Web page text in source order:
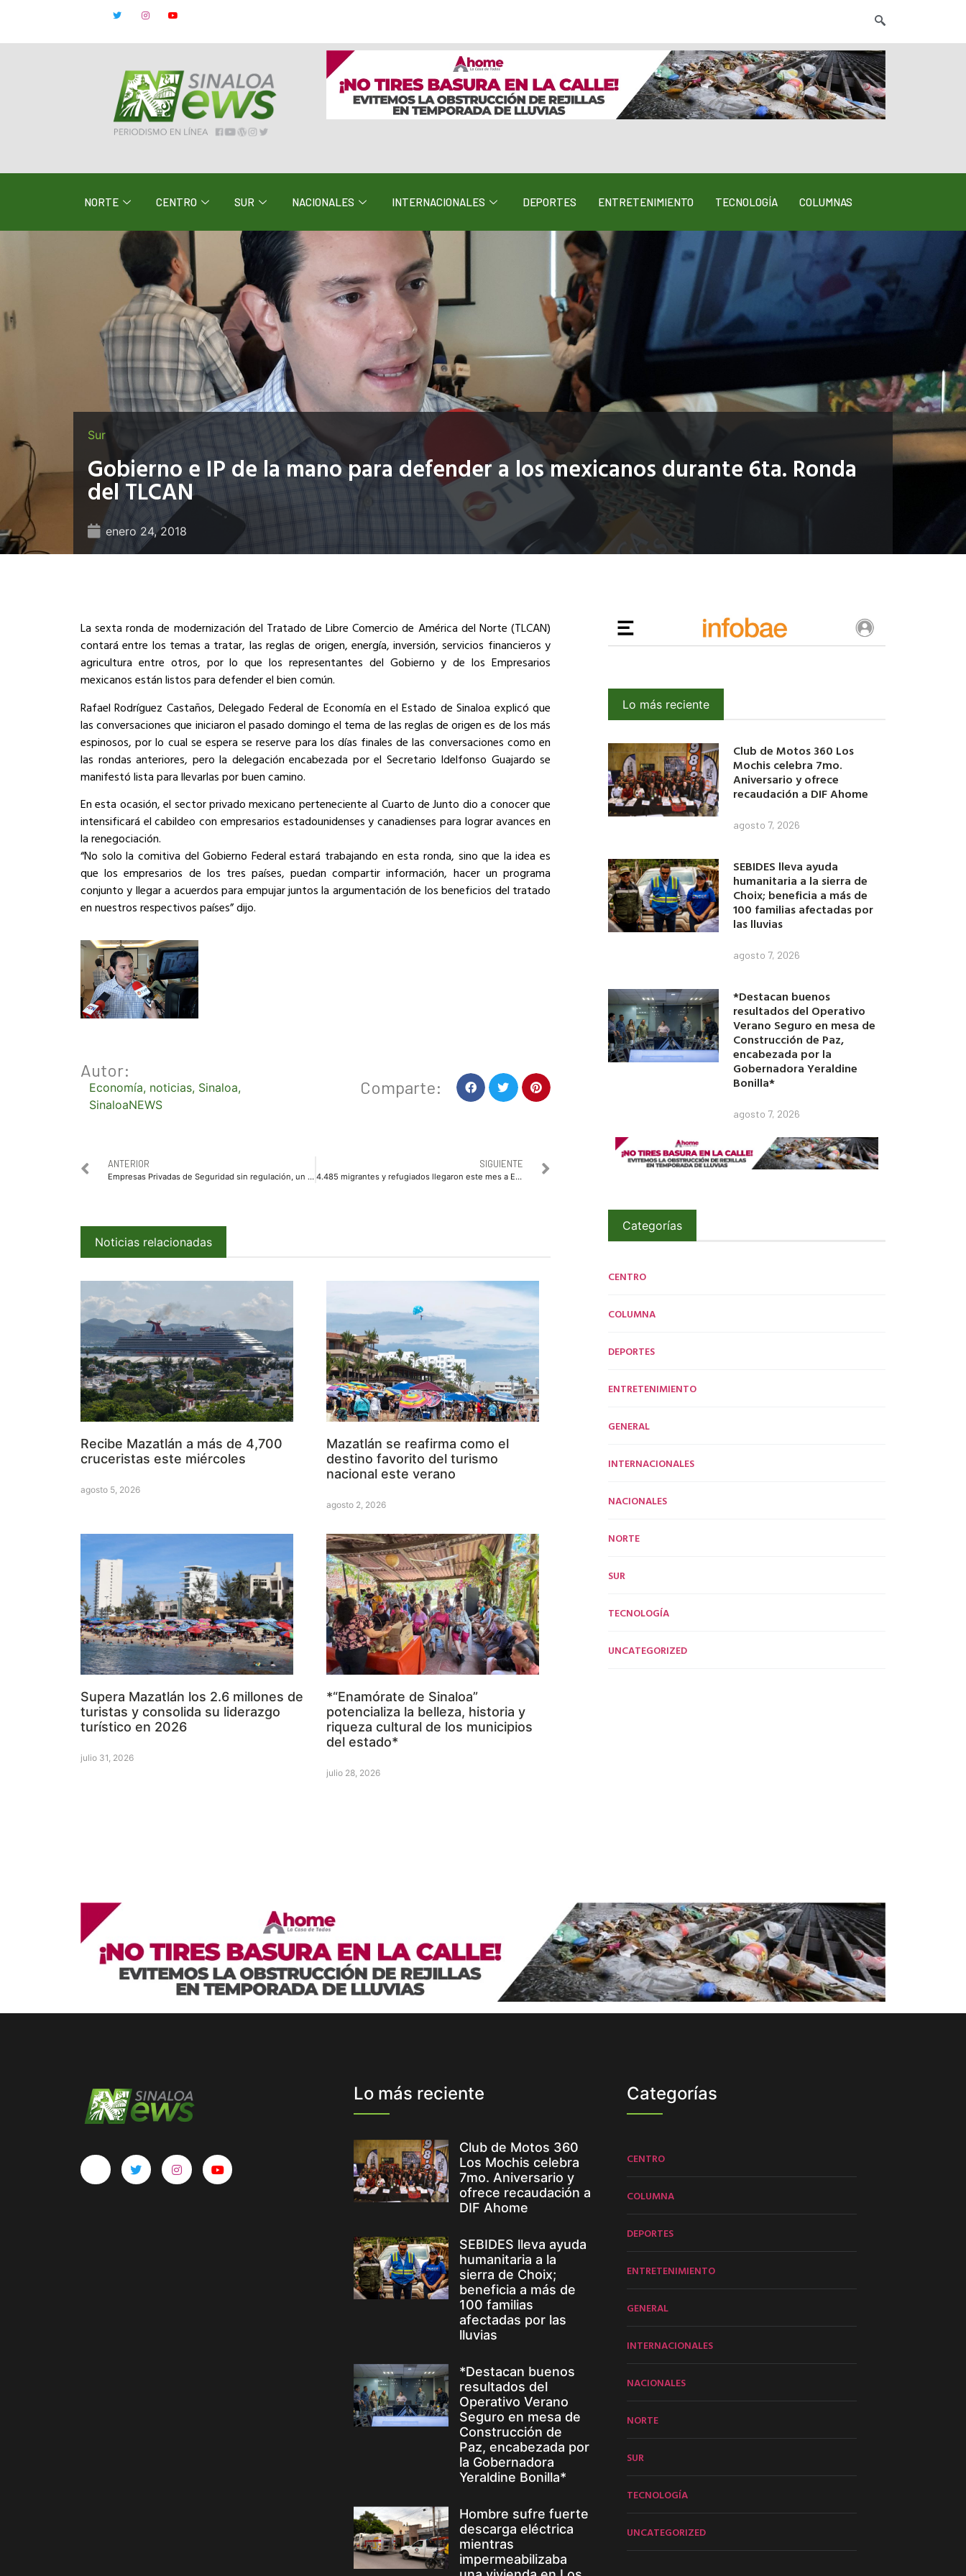
NORTE CENTRO SUR NACIONALES INTERNACIONALES DEPORTES ENTRETENIMIENTO TECNOLOGÍA COLUMNAS
Sur
Gobierno e IP de la mano para defender a los mexicanos durante 6ta. Ronda
del TLCAN
enero 24, 2018
La sexta ronda de modernización del Tratado de Libre Comercio de América del Norte (TLCAN)
contará entre los temas a tratar, las reglas de origen, energía, inversión, servicios financieros y
agricultura entre otros, por lo que los representantes del Gobierno y de los Empresarios
mexicanos están listos para defender el bien común.
Rafael Rodríguez Castaños, Delegado Federal de Economía en el Estado de Sinaloa explicó que
las conversaciones que iniciaron el pasado domingo el tema de las reglas de origen es de los más
espinosos, por lo cual se espera se reserve para los días finales de las conversaciones como en
las rondas anteriores, pero la delegación encabezada por el Secretario Idelfonso Guajardo se
manifestó lista para llevarlas por buen camino.
En esta ocasión, el sector privado mexicano perteneciente al Cuarto de Junto dio a conocer que
intensificará el cabildeo con empresarios estadounidenses y canadienses para lograr avances en
la renegociación.
“No solo la comitiva del Gobierno Federal estará trabajando en esta ronda, sino que la idea es
que los empresarios de los tres países, puedan compartir información, hacer un programa
conjunto y llegar a acuerdos para empujar juntos la argumentación de los beneficios del tratado
en nuestros respectivos países” dijo.
Autor:
Economía, noticias, Sinaloa,
SinaloaNEWS
Comparte:
ANTERIOR
Empresas Privadas de Seguridad sin regulación, un riesgo: Dip. Marcos Osuna
SIGUIENTE
4.485 migrantes y refugiados llegaron este mes a Europa por vía marítima
Noticias relacionadas
Recibe Mazatlán a más de 4,700
cruceristas este miércoles
agosto 5, 2026
Mazatlán se reafirma como el
destino favorito del turismo
nacional este verano
agosto 2, 2026
Supera Mazatlán los 2.6 millones de
turistas y consolida su liderazgo
turístico en 2026
julio 31, 2026
*“Enamórate de Sinaloa”
potencializa la belleza, historia y
riqueza cultural de los municipios
del estado*
julio 28, 2026
Lo más reciente
Club de Motos 360 Los
Mochis celebra 7mo.
Aniversario y ofrece
recaudación a DIF Ahome
agosto 7, 2026
SEBIDES lleva ayuda
humanitaria a la sierra de
Choix; beneficia a más de
100 familias afectadas por
las lluvias
agosto 7, 2026
*Destacan buenos
resultados del Operativo
Verano Seguro en mesa de
Construcción de Paz,
encabezada por la
Gobernadora Yeraldine
Bonilla*
agosto 7, 2026
Categorías
CENTRO
COLUMNA
DEPORTES
ENTRETENIMIENTO
GENERAL
INTERNACIONALES
NACIONALES
NORTE
SUR
TECNOLOGÍA
UNCATEGORIZED
Lo más reciente
Club de Motos 360
Los Mochis celebra
7mo. Aniversario y
ofrece recaudación a
DIF Ahome
SEBIDES lleva ayuda
humanitaria a la
sierra de Choix;
beneficia a más de
100 familias
afectadas por las
lluvias
*Destacan buenos
resultados del
Operativo Verano
Seguro en mesa de
Construcción de
Paz, encabezada por
la Gobernadora
Yeraldine Bonilla*
Hombre sufre fuerte
descarga eléctrica
mientras
impermeabilizaba
Categorías
CENTRO
COLUMNA
DEPORTES
ENTRETENIMIENTO
GENERAL
INTERNACIONALES
NACIONALES
NORTE
SUR
TECNOLOGÍA
UNCATEGORIZED